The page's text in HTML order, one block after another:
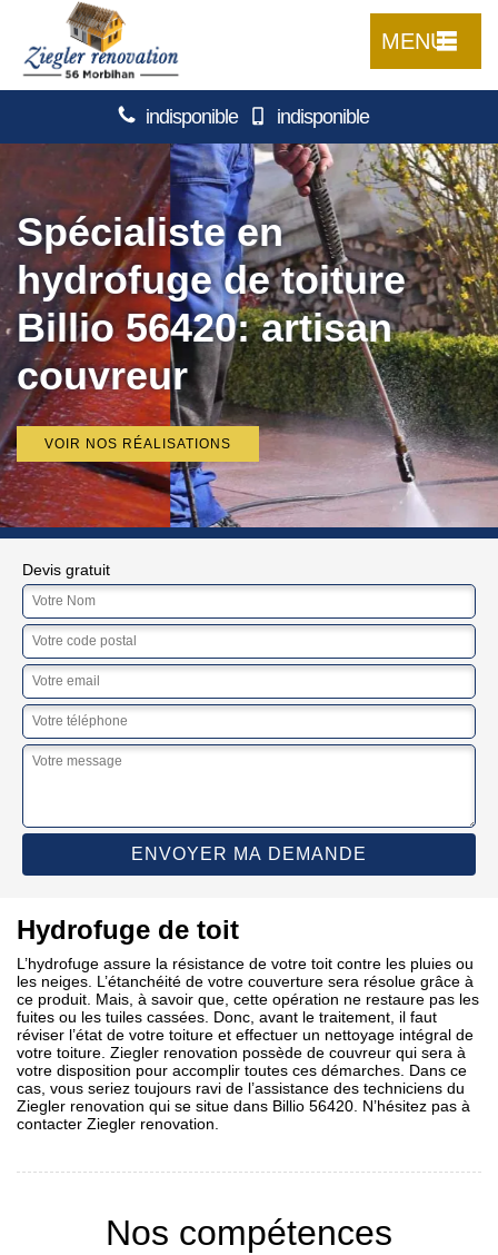
MENU
indisponible indisponible
Spécialiste en
hydrofuge de toiture
Billio 56420: artisan
couvreur
VOIR NOS RÉALISATIONS
Devis gratuit
Hydrofuge de toit
L’hydrofuge assure la résistance de votre toit contre les pluies ou
les neiges. L’étanchéité de votre couverture sera résolue grâce à
ce produit. Mais, à savoir que, cette opération ne restaure pas les
fuites ou les tuiles cassées. Donc, avant le traitement, il faut
réviser l’état de votre toiture et effectuer un nettoyage intégral de
votre toiture. Ziegler renovation possède de couvreur qui sera à
votre disposition pour accomplir toutes ces démarches. Dans ce
cas, vous seriez toujours ravi de l’assistance des techniciens du
Ziegler renovation qui se situe dans Billio 56420. N’hésitez pas à
contacter Ziegler renovation.
Nos compétences